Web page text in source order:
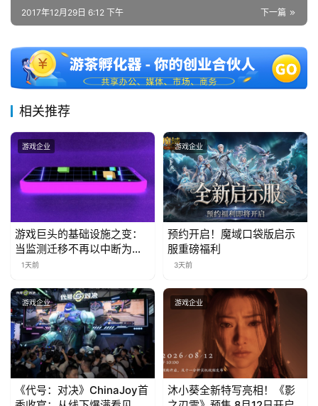
5
十
三
届
金
奖
月
3
0
日
游
茶
对
下一篇
2017年12月29日 6:12 下午
相关推荐
游戏企业
游戏巨头的基础设施之变：
当监测迁移不再以中断为代
价
1天前
游戏企业
预约开启！魔域口袋版启示
服重磅福利
3天前
游戏企业
《代号：对决》ChinaJoy首
游戏企业
沐小葵全新特写亮相！《影